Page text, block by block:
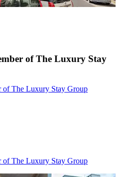
of The Luxury Stay
of The Luxury Stay Group
of The Luxury Stay Group